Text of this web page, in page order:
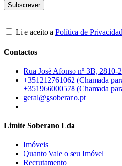
Li e aceito a Política de
Contactos
Rua José Afonso nº 3B, 2810-
+351212761062 (Chamada
+351966000578 (Chamada
geral@gsoberano.pt
Limite Soberano Lda
Imóveis
Quanto Vale o seu Imóvel
Recrutamento